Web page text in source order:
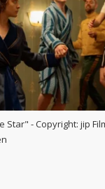
Star" - Copyright: jip